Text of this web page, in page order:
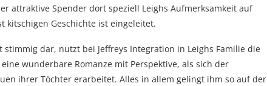
attraktive Spender dort speziell Leighs Aufmerksamkeit auf
kitschigen Geschichte ist eingeleitet.
dar, nutzt bei Jeffreys Integration in Leighs Familie die
wunderbare Romanze mit Perspektive, als sich der
ihrer Töchter erarbeitet. Alles in allem gelingt ihm so auf der